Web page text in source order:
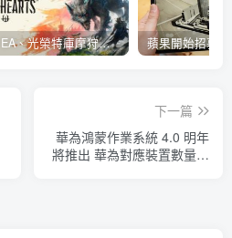
EA、光榮特庫摩狩獵冒險遊戲《WILD HEARTS》公布「強大化獸」宣傳影片
下一篇
華為鴻蒙作業系統 4.0 明年
將推出 華為對應裝置數量已